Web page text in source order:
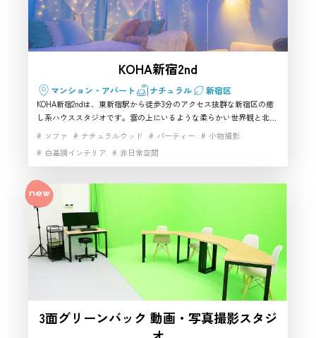
KOHA新宿2nd
マンション・アパート ナチュラル 新宿区
KOHA新宿2ndは、東新宿駅から徒歩3分のアクセス抜群な新宿区の癒
し系ハウススタジオです。雲の上にいるような柔らかい世界観と北欧
×韓国インテリアが特徴で、写真撮影・推し活・映画鑑賞・女子会ま
で幅広く対応。100インチプロジェクターやLEDライトなど設備が充実
しており、小規模撮影にも使いやすい空間です。幻想的な雰囲気で作
品を仕上げたい方に最適で、新宿 ハウススタジオ 撮影スタジオ おす
すめとして人気の一室です。24時間利用可能で、非日常を楽しみたい
方にぴったりです。
ソファ ナチュラルウッド パーティー
小物撮影
白基調インテリア
非日常空間
3面グリーンバック 動画・写真撮影スタジ